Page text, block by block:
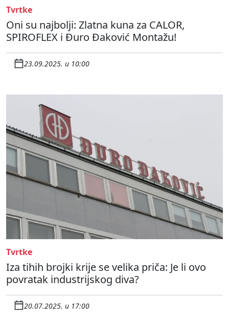
Tvrtke
Oni su najbolji: Zlatna kuna za CALOR,
SPIROFLEX i Đuro Đaković Montažu!
23.09.2025. u 10:00
Tvrtke
Iza tihih brojki krije se velika priča: Je li ovo
povratak industrijskog diva?
20.07.2025. u 17:00